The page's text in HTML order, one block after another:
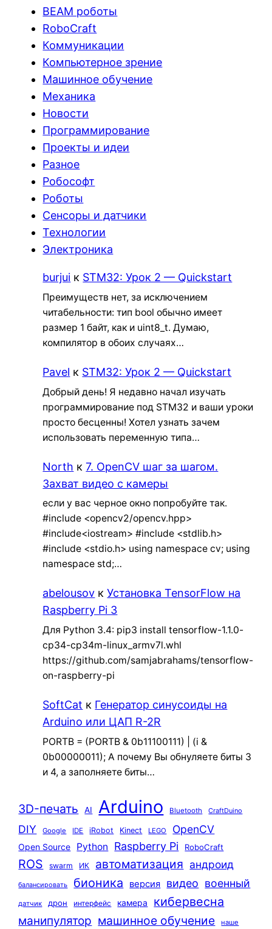
BEAM роботы
RoboCraft
Коммуникации
Компьютерное зрение
Машинное обучение
Механика
Новости
Программирование
Проекты и идеи
Разное
Робософт
Роботы
Сенсоры и датчики
Технологии
Электроника
burjui к STM32: Урок 2 — Quickstart
Преимуществ нет, за исключением
читабельности: тип bool обычно имеет
размер 1 байт, как и uint8_t. Думаю,
компилятор в обоих случаях…
Pavel к STM32: Урок 2 — Quickstart
Добрый день! Я недавно начал изучать
программирование под STM32 и ваши уроки
просто бесценны! Хотел узнать зачем
использовать переменную типа…
North к7. OpenCV шаг за шагом.
Захват видео с камеры
если у вас черное окно попробуйте так.
#include <opencv2/opencv.hpp>
#include<iostream> #include <stdlib.h>
#include <stdio.h> using namespace cv; using
namespace std;…
abelousov кУстановка TensorFlow на
Raspberry Pi 3
Для Python 3.4: pip3 install tensorflow-1.1.0-
cp34-cp34m-linux_armv7l.whl
https://github.com/samjabrahams/tensorflow-
on-raspberry-pi
SoftCat к Генератор синусоиды на
Arduino или ЦАП R-2R
PORTB = (PORTB & 0b11100111) | (i &
0b00000011); А почему Вы обнуляете биты 3
и 4, а заполняете биты…
3D-печать AI Arduino Bluetooth CraftDuino
DIY Google IDE iRobot Kinect LEGO OpenCV
Open Source Python Raspberry Pi RoboCraft
ROS swarm ИК автоматизация андроид
балансировать бионика версия видео военный
датчик дрон интерфейс камера кибервесна
манипулятор машинное обучение наше